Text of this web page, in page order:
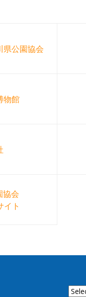
県公園協会
物館
協会
イト